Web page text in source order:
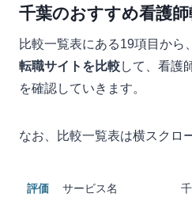
千葉のおすすめ看護
比較一覧表にある19項目から、
転職サイトを比較して、看護
を確認していきます。
なお、比較一覧表は横スクロ
評価 サービス名